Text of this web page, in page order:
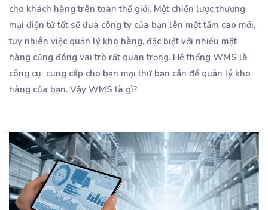
cho khách hàng trên toàn thế giới. Một chiến lược thương
mại điện tử tốt sẽ đưa công ty của bạn lên một tầm cao mới,
tuy nhiên việc quản lý kho hàng, đặc biệt với nhiều mặt
hàng cũng đóng vai trò rất quan trọng. Hệ thống WMS là
công cụ cung cấp cho bạn mọi thứ bạn cần để quản lý kho
hàng của bạn. Vậy WMS là gì?